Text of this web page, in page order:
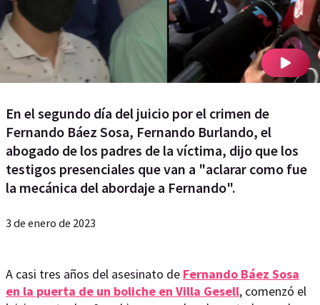
En el segundo día del juicio por el crimen de
Fernando Báez Sosa, Fernando Burlando, el
abogado de los padres de la víctima, dijo que los
testigos presenciales que van a "aclarar como fue
la mecánica del abordaje a Fernando".
3 de enero de 2023
A casi tres años del asesinato de Fernando Báez Sosa
en la puerta de un boliche en Villa Gesell, comenzó el